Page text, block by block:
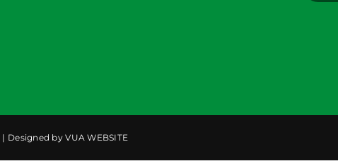
| Designed byVUA WEBSITE